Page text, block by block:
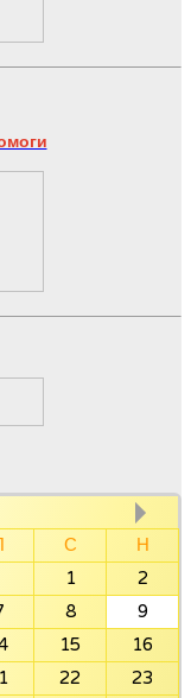
С
Н
1
2
8
9
15
16
22
23